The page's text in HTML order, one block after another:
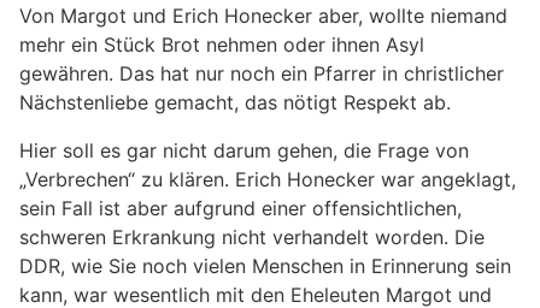
Von Margot und Erich Honecker aber, wollte niemand
mehr ein Stück Brot nehmen oder ihnen Asyl
gewähren. Das hat nur noch ein Pfarrer in christlicher
Nächstenliebe gemacht, das nötigt Respekt ab.
Hier soll es gar nicht darum gehen, die Frage von
„Verbrechen“ zu klären. Erich Honecker war angeklagt,
sein Fall ist aber aufgrund einer offensichtlichen,
schweren Erkrankung nicht verhandelt worden. Die
DDR, wie Sie noch vielen Menschen in Erinnerung sein
kann, war wesentlich mit den Eheleuten Margot und